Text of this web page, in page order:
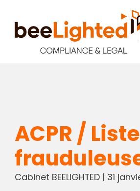
ACPR /
Cabinet BEELIGHTED| 31